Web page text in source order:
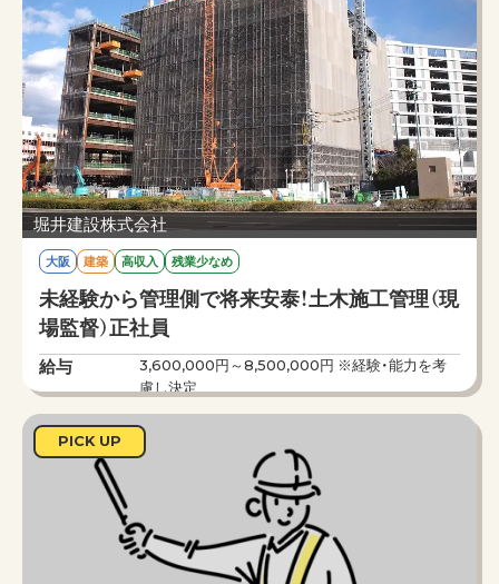
堀井建設株式会社
大阪 建築 高収入 残業少なめ
未経験から管理側で将来安泰！土木施工管理（現
場監督）正社員
給与
3,600,000円～8,500,000円 ※経験・能力を考
慮し決定
勤務時間 8：00～17：00（休憩60分）
仕事内容
●現場（建築・土木）の施工管理
●作業に必要な材料や機材の手配
●作業員の調整 など
PICK UP